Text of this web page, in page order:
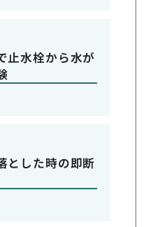
止水栓から水が
とした時の即断